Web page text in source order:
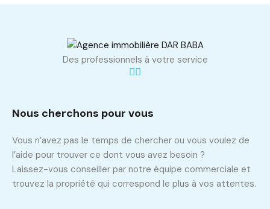
Des professionnels à votre service
Nous cherchons pour vous
Vous n’avez pas le temps de chercher ou vous voulez de
l’aide pour trouver ce dont vous avez besoin ?
Laissez-vous conseiller par notre équipe commerciale et
trouvez la propriété qui correspond le plus à vos attentes.